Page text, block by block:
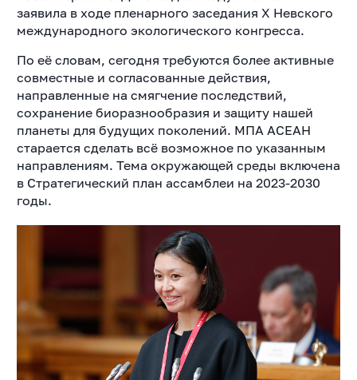
заявила в ходе пленарного заседания Х Невского
международного экологического конгресса.
По её словам, сегодня требуются более активные
совместные и согласованные действия,
направленные на смягчение последствий,
сохранение биоразнообразия и защиту нашей
планеты для будущих поколений. МПА АСЕАН
старается сделать всё возможное по указанным
направлениям. Тема окружающей среды включена
в Стратегический план ассамблеи на 2023-2030
годы.